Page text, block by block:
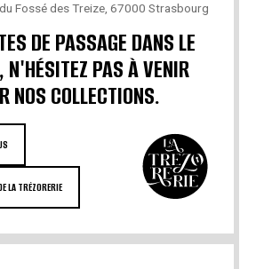
Fossé des Treize, 67000 Strasbourg
DE PASSAGE DANS LE
N'HÉSITEZ PAS À VENIR
NOS COLLECTIONS.
LA TRÉZORERIE